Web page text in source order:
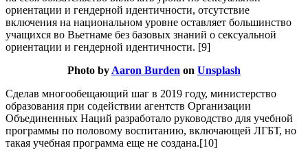
ориентации и гендерной идентичности, отсутствие
включения на национальном уровне оставляет большинство
учащихся во Вьетнаме без базовых знаний о сексуальной
ориентации и гендерной идентичности. [9]
Photo by Aaron Burden on Unsplash
Сделав многообещающий шаг в 2019 году, министерство
образования при содействии агентств Организации
Объединенных Наций разработало руководство для учебной
программы по половому воспитанию, включающей ЛГБТ, но
такая учебная программа еще не создана.[10]